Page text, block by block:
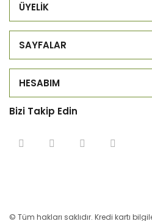
ÜYELİK
SAYFALAR
HESABIM
Bizi Takip Edin
© Tüm hakları saklıdır. Kredi kartı